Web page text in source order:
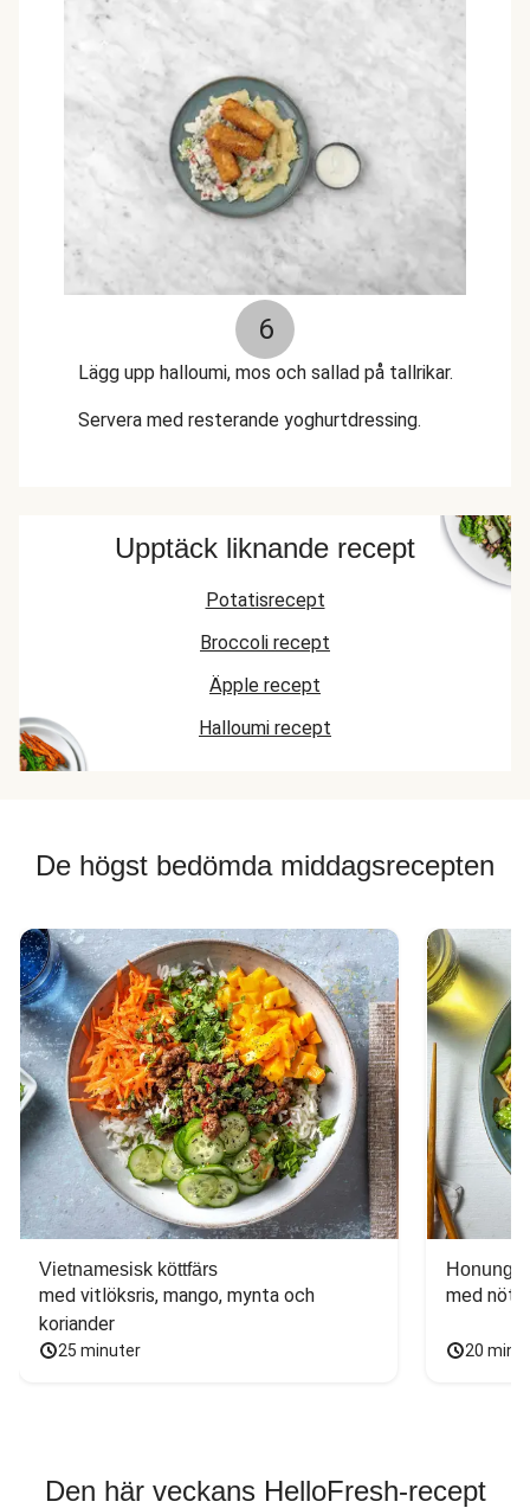
6
Lägg upp halloumi, mos och sallad på tallrikar.
Servera med resterande yoghurtdressing.
Upptäck liknande recept
Potatisrecept
Broccoli recept
Äpple recept
Halloumi recept
De högst bedömda middagsrecepten
Vietnamesisk köttfärs
med vitlöksris, mango, mynta och
koriander
25 minuter
med
20
Den här veckans HelloFresh-recept